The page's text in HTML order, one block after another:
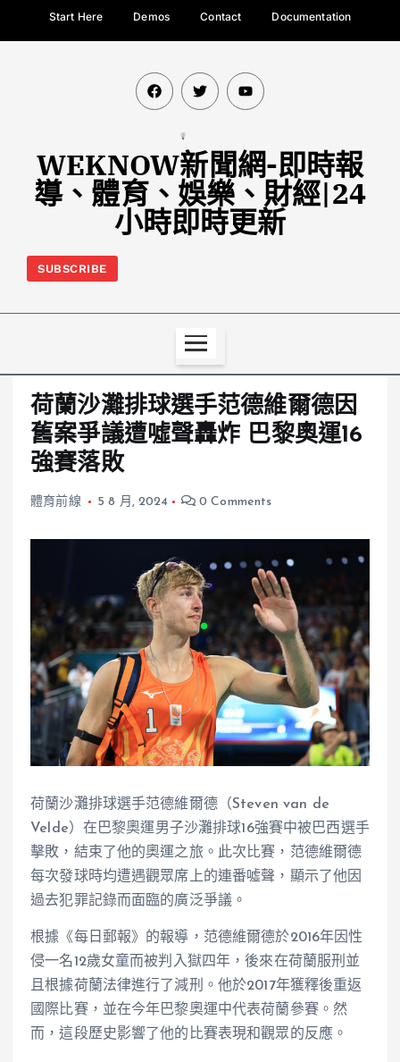
Start Here Demos Contact Documentation
WEKNOW新聞網-即時報
導、體育、娛樂、財經|24
小時即時更新
SUBSCRIBE
荷蘭沙灘排球選手范德維爾德因
舊案爭議遭噓聲轟炸 巴黎奧運16
強賽落敗
體育前線 5 8 月, 2024 0 Comments
荷蘭沙灘排球選手范德維爾德（Steven van de
Velde）在巴黎奧運男子沙灘排球16強賽中被巴西選手
擊敗，結束了他的奧運之旅。此次比賽，范德維爾德
每次發球時均遭遇觀眾席上的連番噓聲，顯示了他因
過去犯罪記錄而面臨的廣泛爭議。
根據《每日郵報》的報導，范德維爾德於2016年因性
侵一名12歲女童而被判入獄四年，後來在荷蘭服刑並
且根據荷蘭法律進行了減刑。他於2017年獲釋後重返
國際比賽，並在今年巴黎奧運中代表荷蘭參賽。然
而，這段歷史影響了他的比賽表現和觀眾的反應。